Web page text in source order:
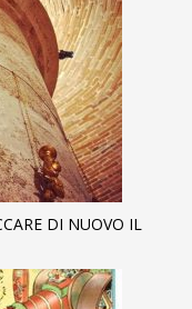
DI NUOVO IL